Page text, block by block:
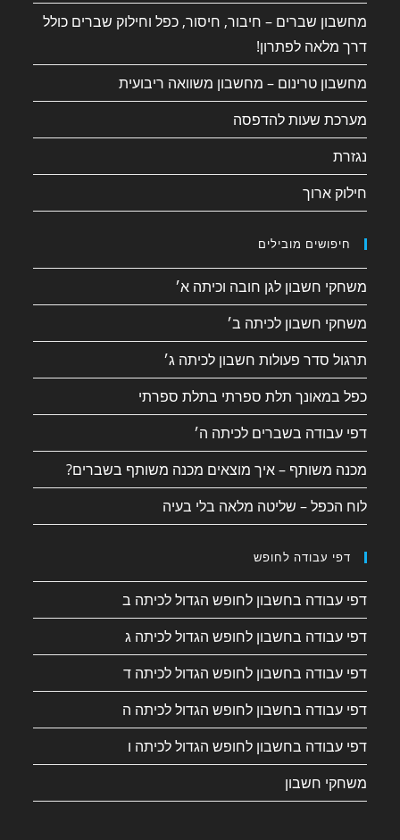
מחשבון שברים – חיבור, חיסור, כפל וחילוק שברים כולל
דרך מלאה לפתרון!
מחשבון טרינום – מחשבון משוואה ריבועית
מערכת שעות להדפסה
נגזרת
חילוק ארוך
חיפושים מובילים
משחקי חשבון לגן חובה וכיתה א׳
משחקי חשבון לכיתה ב׳
תרגול סדר פעולות חשבון לכיתה ג׳
כפל במאונך תלת ספרתי בתלת ספרתי
דפי עבודה בשברים לכיתה ה׳
מכנה משותף – איך מוצאים מכנה משותף בשברים?
לוח הכפל – שליטה מלאה בלי בעיה
דפי עבודה לחופש
דפי עבודה בחשבון לחופש הגדול לכיתה ב
דפי עבודה בחשבון לחופש הגדול לכיתה ג
דפי עבודה בחשבון לחופש הגדול לכיתה ד
דפי עבודה בחשבון לחופש הגדול לכיתה ה
דפי עבודה בחשבון לחופש הגדול לכיתה ו
משחקי חשבון